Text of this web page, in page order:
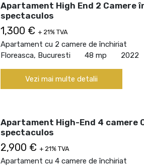
Apartament High End 2 Camere
spectaculos
1,300 € + 21% TVA
Apartament cu 2 camere de închiriat
Floreasca, Bucuresti
48 mp 2022
Vezi mai multe detalii
Apartament High-End 4 camere
spectaculos
2,900 € + 21% TVA
Apartament cu 4 camere de închiriat